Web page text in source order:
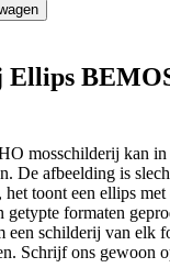
Ellips
mosschilderij kan in
De afbeelding is
toont een ellips met
formaten
schilderij van elk
Schrijf ons gewoon